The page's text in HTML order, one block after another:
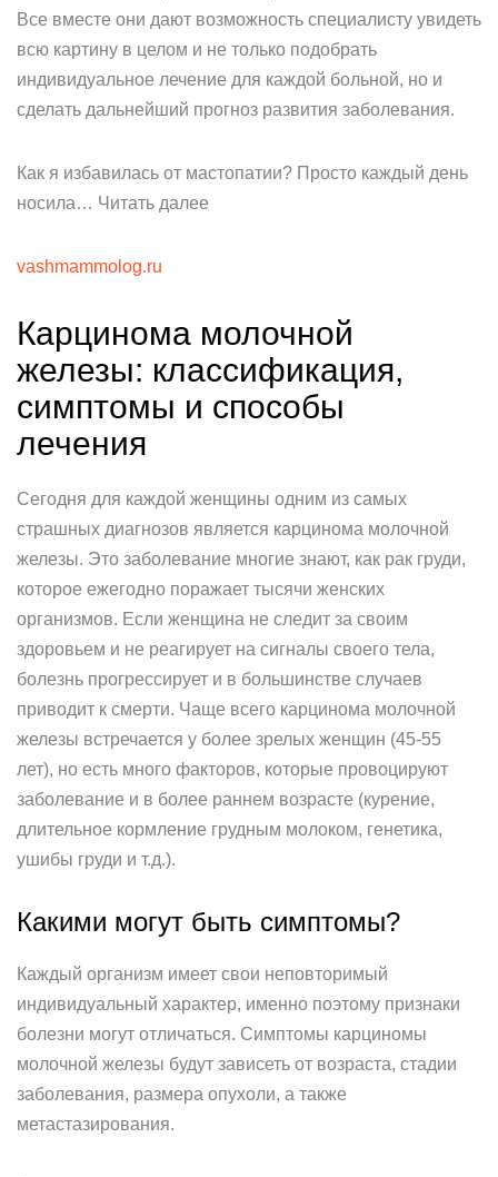
Все вместе они дают возможность специалисту увидеть
всю картину в целом и не только подобрать
индивидуальное лечение для каждой больной, но и
сделать дальнейший прогноз развития заболевания.
Как я избавилась от мастопатии? Просто каждый день
носила… Читать далее
vashmammolog.ru
Карцинома молочной
железы: классификация,
симптомы и способы
лечения
Сегодня для каждой женщины одним из самых
страшных диагнозов является карцинома молочной
железы. Это заболевание многие знают, как рак груди,
которое ежегодно поражает тысячи женских
организмов. Если женщина не следит за своим
здоровьем и не реагирует на сигналы своего тела,
болезнь прогрессирует и в большинстве случаев
приводит к смерти. Чаще всего карцинома молочной
железы встречается у более зрелых женщин (45-55
лет), но есть много факторов, которые провоцируют
заболевание и в более раннем возрасте (курение,
длительное кормление грудным молоком, генетика,
ушибы груди и т.д.).
Какими могут быть симптомы?
Каждый организм имеет свои неповторимый
индивидуальный характер, именно поэтому признаки
болезни могут отличаться. Симптомы карциномы
молочной железы будут зависеть от возраста, стадии
заболевания, размера опухоли, а также
метастазирования.